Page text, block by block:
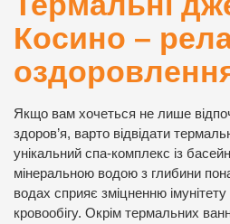
Косино –
Якщо вам хочеться не лише
здоров’я, варто відвідати
унікальний спа-комплекс із
мінеральною водою з глибини
водах сприяє зміцненню
кровообігу. Окрім термальних